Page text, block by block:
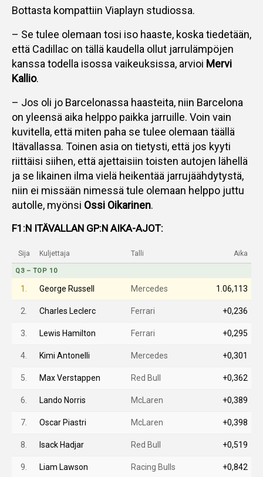
Bottasta kompattiin Viaplayn studiossa.
– Se tulee olemaan tosi iso haaste, koska tiedetään,
että Cadillac on tällä kaudella ollut jarrulämpöjen
kanssa todella isossa vaikeuksissa, arvioi Mervi
Kallio.
– Jos oli jo Barcelonassa haasteita, niin Barcelona
on yleensä aika helppo paikka jarruille. Voin vain
kuvitella, että miten paha se tulee olemaan täällä
Itävallassa. Toinen asia on tietysti, että jos kyyti
riittäisi siihen, että ajettaisiin toisten autojen lähellä
ja se likainen ilma vielä heikentää jarrujäähdytystä,
niin ei missään nimessä tule olemaan helppo juttu
autolle, myönsi Ossi Oikarinen.
F1:N ITÄVALLAN GP:N AIKA-AJOT:
Sija Kuljettaja Talli Aika
Q3 – TOP 10
1. George Russell Mercedes 1.06,113
2. Charles Leclerc Ferrari +0,236
3. Lewis Hamilton Ferrari +0,295
4. Kimi Antonelli Mercedes +0,301
5. Max Verstappen Red Bull +0,362
6. Lando Norris McLaren +0,389
7. Oscar Piastri McLaren +0,398
8. Isack Hadjar Red Bull +0,519
9. Liam Lawson Racing Bulls +0,842